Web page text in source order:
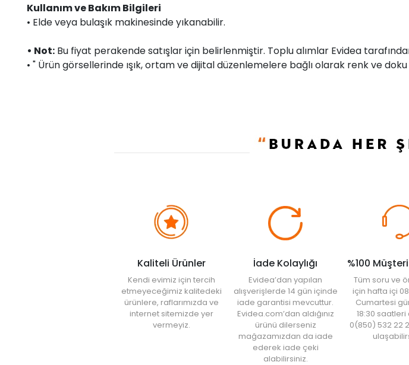
Kullanım ve Bakım Bilgileri
• Elde veya bulaşık makinesinde yıkanabilir.
• Not: Bu fiyat perakende satışlar için belirlenmiştir. Toplu alımlar Evidea
• " Ürün görsellerinde ışık, ortam ve dijital düzenlemelere bağlı olarak renk ve doku
Kaliteli Ürünler
Kendi evimiz için tercih
etmeyeceğimiz kalitedeki
ürünlere, raflarımızda ve
internet sitemizde yer
vermeyiz.
İade Kolaylığı
Evidea’dan yapılan
alışverişlerde 14 gün içinde
iade garantisi mevcuttur.
Evidea.com’dan aldığınız
ürünü dilerseniz
mağazamızdan da iade
ederek iade çeki
alabilirsiniz.
%100
Tüm soru ve
için hafta içi
Cumartesi
18:30 saatleri
0(850) 532 22